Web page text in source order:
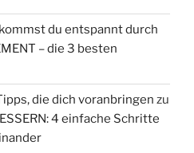
kommst du entspannt durch
– die 3 besten
die dich voranbringen zu
4 einfache Schritte